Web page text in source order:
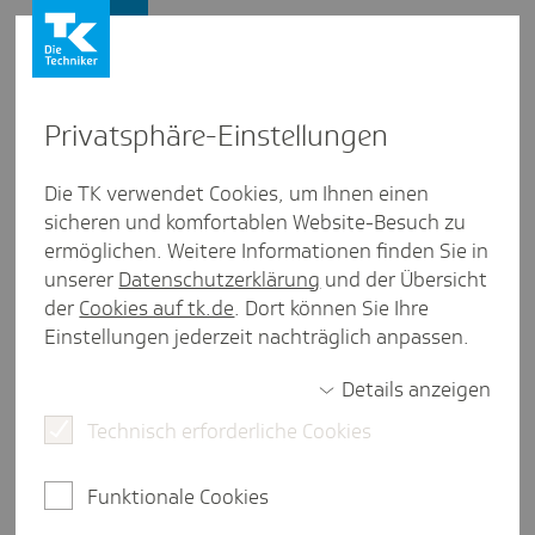
Prag­ma­tismus domi­niert die
Vertrags­ver­hand­lungen
Inter­view aus Nieder­sachsen
Jörg Niemann hat mehr als drei Jahrzehnte den
Niedersachsen geleitet. Im Juli 2021
Presse und Politik Gesundheitspolitik
Privat­sphäre-Einstel­lungen
Die TK verwendet Cookies, um Ihnen einen
sicheren und komfortablen Website-Besuch zu
ermöglichen. Weitere Informationen finden Sie in
unserer Datenschutzerklärung und der Übersicht
der Cookies auf tk.de. Dort können Sie Ihre
Einstellungen jederzeit nachträglich anpassen.
Details anzeigen
Technisch erforderliche Cookies
Funktionale Cookies